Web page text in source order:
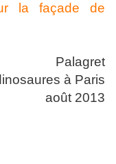
la façade de
Palagret
à Paris
août 2013